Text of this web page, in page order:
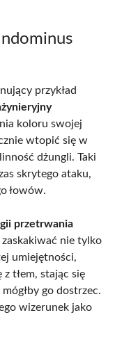
przykład
koloru swojej
wtopić się w
dżungli. Taki
skrytego ataku,
łowów.
przetrwania
nie tylko
umiejętności,
tłem, stając się
go dostrzec.
wizerunek jako